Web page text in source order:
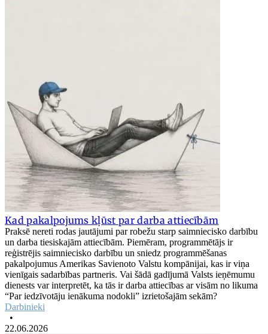
Kad pakalpojums kļūst par darba attiecībām
Praksē nereti rodas jautājumi par robežu starp saimniecisko darbību
un darba tiesiskajām attiecībām. Piemēram, programmētājs ir
reģistrējis saimniecisko darbību un sniedz programmēšanas
pakalpojumus Amerikas Savienoto Valstu kompānijai, kas ir viņa
vienīgais sadarbības partneris. Vai šādā gadījumā Valsts ieņēmumu
dienests var interpretēt, ka tās ir darba attiecības ar visām no likuma
“Par iedzīvotāju ienākuma nodokli” izrietošajām sekām?
Darbinieki
•
22.06.2026